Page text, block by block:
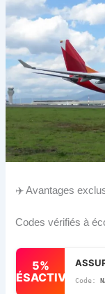
✈️ Avantages
Codes vérifiés à
5%
DÉSACTIVÉ